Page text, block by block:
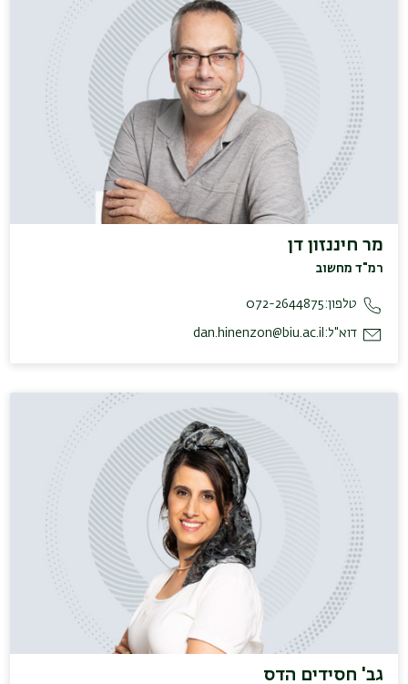
מר חיננזון דן
רמ"ד מחשוב
טלפון:072-2644875
דוא"ל: dan.hinenzon@biu.ac.il
גב' חסידים הדס